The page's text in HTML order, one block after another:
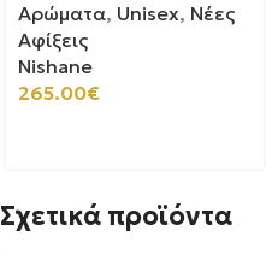
Αρώματα, Unisex, Νέες
Αφίξεις
Nishane
265.00€
Σχετικά προϊόντα